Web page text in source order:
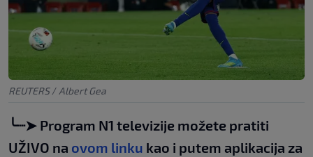
REUTERS / Albert Gea
╰┈➤ Program N1 televizije možete pratiti
UŽIVO na ovom linku kao i putem aplikacija za